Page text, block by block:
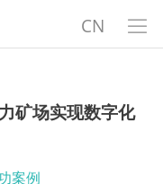
CN
矿场实现数字化
案例